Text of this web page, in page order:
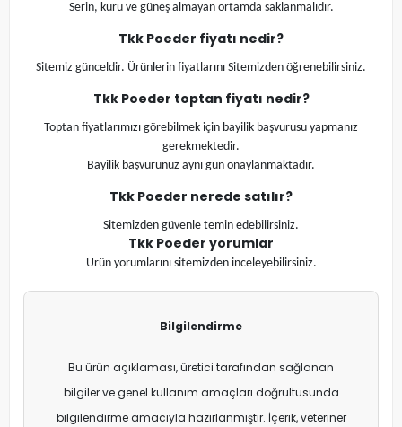
Serin, kuru ve güneş almayan ortamda saklanmalıdır.
Tkk Poeder fiyatı nedir?
Sitemiz günceldir. Ürünlerin fiyatlarını Sitemizden öğrenebilirsiniz.
Tkk Poeder toptan fiyatı nedir?
Toptan fiyatlarımızı görebilmek için bayilik başvurusu yapmanız
gerekmektedir.
Bayilik başvurunuz aynı gün onaylanmaktadır.
Tkk Poeder nerede satılır?
Sitemizden güvenle temin edebilirsiniz.
Tkk Poeder yorumlar
Ürün yorumlarını sitemizden inceleyebilirsiniz.
Bilgilendirme
Bu ürün açıklaması, üretici tarafından sağlanan
bilgiler ve genel kullanım amaçları doğrultusunda
bilgilendirme amacıyla hazırlanmıştır. İçerik, veteriner